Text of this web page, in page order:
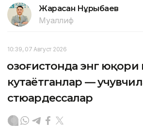
Жарасқан Нұрыбаев
Муаллиф
10:39, 07 Август 2026
Қозоғистонда энг
кутаётганлар —
стюардессалар